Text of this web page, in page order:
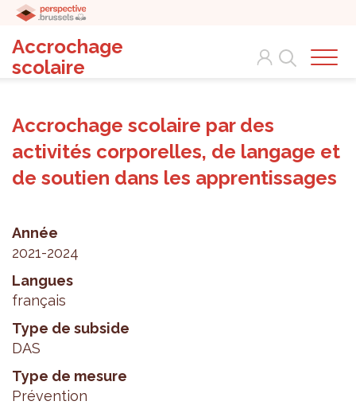
Accrochage
scolaire
Search
Accrochage scolaire par des
activités corporelles, de langage et
de soutien dans les apprentissages
Année
2021-2024
Langues
français
Type de subside
DAS
Type de mesure
Prévention